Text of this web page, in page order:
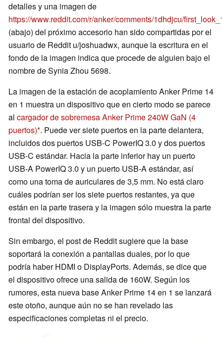
detalles y una imagen de
https://www.reddit.com/r/anker/comments/1dhdjcu/
(abajo) del próximo accesorio han sido compartidas por el
usuario de Reddit u/joshuadwx, aunque la escritura en el
fondo de la imagen indica que procede de alguien bajo el
nombre de Synia Zhou 5698.
La imagen de la estación de acoplamiento Anker Prime 14
en 1 muestra un dispositivo que en cierto modo se parece
al cargador de sobremesa Anker Prime 240W GaN (4
puertos) . Puede ver siete puertos en la parte delantera,
incluidos dos puertos USB-C PowerIQ 3.0 y dos puertos
USB-C estándar. Hacia la parte inferior hay un puerto
USB-A PowerIQ 3.0 y un puerto USB-A estándar, así
como una toma de auriculares de 3,5 mm. No está claro
cuáles podrían ser los siete puertos restantes, ya que
están en la parte trasera y la imagen sólo muestra la parte
frontal del dispositivo.
Sin embargo, el post de Reddit sugiere que la base
soportará la conexión a pantallas duales, por lo que
podría haber HDMI o DisplayPorts. Además, se dice que
el dispositivo ofrece una salida de 160W. Según los
rumores, esta nueva base Anker Prime 14 en 1 se lanzará
este otoño, aunque aún no se han revelado las
especificaciones completas ni el precio.